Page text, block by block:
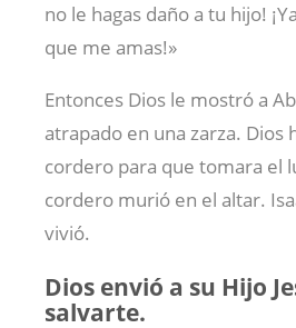
no le hagas daño a tu hijo!
que me amas!»
Entonces Dios le mostró a
atrapado en una zarza. Dios
cordero para que tomara el
cordero murió en el altar.
vivió.
Dios envió a su Hijo
salvarte.